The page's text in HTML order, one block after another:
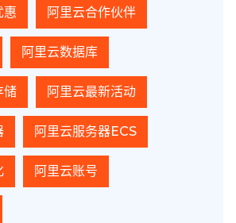
惠 阿里云合作伙伴
阿里云数据库
储 阿里云最新活动
阿里云服务器ECS
阿里云账号